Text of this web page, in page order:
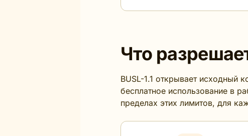
Что
BUSL-1.1 открывает исходный
бесплатное использование в
пределах этих лимитов, для